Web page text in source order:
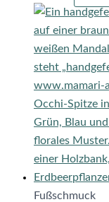
Fußschmuck